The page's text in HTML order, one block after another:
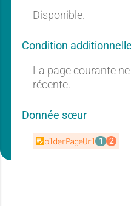
t
i
e
n
t
Disponible.
Condition additionnelle
La page courante
récente.
Donnée sœur
olderPageUrl